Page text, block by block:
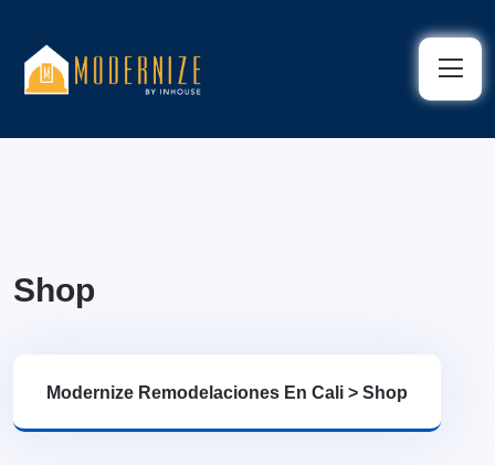
Shop
Modernize Remodelaciones En Cali > Shop